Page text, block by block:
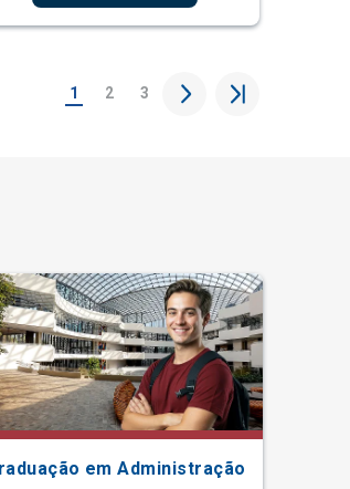
1 2 3
em Administração